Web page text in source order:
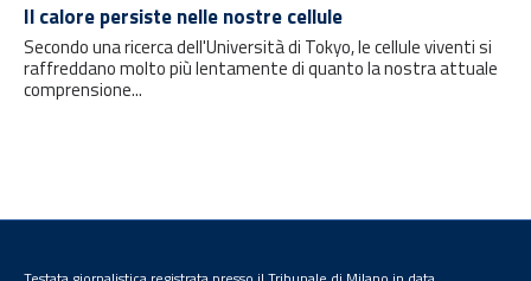
Il calore persiste nelle nostre cellule
Secondo una ricerca dell'Università di Tokyo, le cellule viventi si
raffreddano molto più lentamente di quanto la nostra attuale
comprensione...